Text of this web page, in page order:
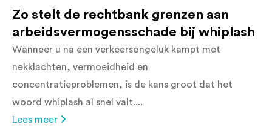
Zo stelt de rechtbank grenzen aan
arbeidsvermogensschade bij whiplash
Wanneer u na een verkeersongeluk kampt met
nekklachten, vermoeidheid en
concentratieproblemen, is de kans groot dat het
woord whiplash al snel valt....
Lees meer